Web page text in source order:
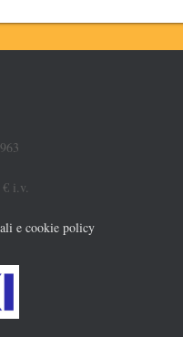
i.v.
e cookie policy